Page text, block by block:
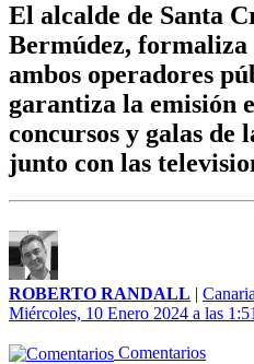
El alcalde de Santa
Bermúdez, formaliza
ambos operadores
garantiza la emisión
concursos y galas
junto con las
ROBERTO RANDALL |
Miércoles, 10 Enero 2024 a las
Comentarios